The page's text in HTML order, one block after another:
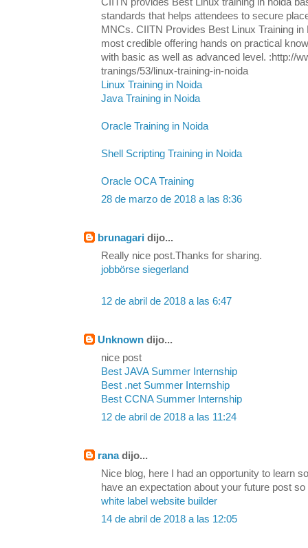
standards that helps attendees to secure
MNCs. CIITN Provides Best Linux Training
most credible offering hands on practical
with basic as well as advanced level. :http://
tranings/53/linux-training-in-noida
Linux Training in Noida
Java Training in Noida
Oracle Training in Noida
Shell Scripting Training in Noida
Oracle OCA Training
28 de marzo de 2018 a las 8:36
brunagari dijo...
Really nice post.Thanks for sharing.
jobbörse siegerland
12 de abril de 2018 a las 6:47
Unknown dijo...
nice post
Best JAVA Summer Internship
Best .net Summer Internship
Best CCNA Summer Internship
12 de abril de 2018 a las 11:24
ranadijo...
Nice blog, here I had an opportunity to learn
have an expectation about your future post
white label website builder
14 de abril de 2018 a las 12:05